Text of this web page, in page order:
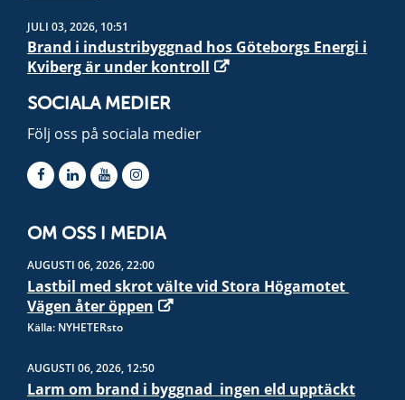
JULI 03, 2026, 10:51
Brand i industribyggnad hos Göteborgs Energi i
Kviberg är under kontroll
SOCIALA MEDIER
Följ oss på sociala medier
OM OSS I MEDIA
AUGUSTI 06, 2026, 22:00
Lastbil med skrot välte vid Stora Högamotet 
Vägen åter öppen
Källa: NYHETERsto
AUGUSTI 06, 2026, 12:50
Larm om brand i byggnad  ingen eld upptäckt